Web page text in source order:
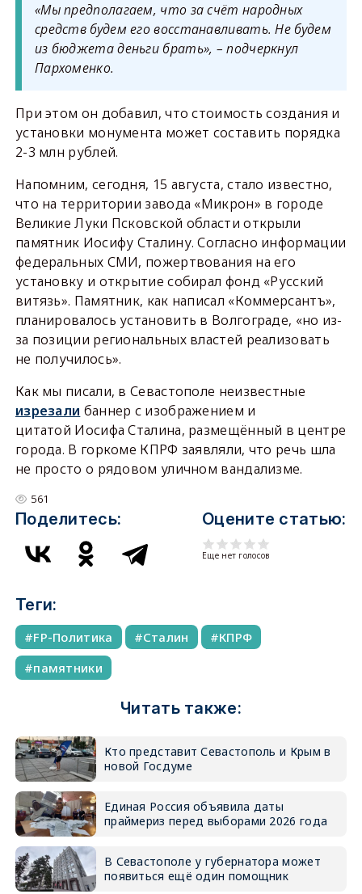
«Мы предполагаем, что за счёт народных
средств будем его восстанавливать. Не будем
из бюджета деньги брать», – подчеркнул
Пархоменко.
При этом он добавил, что стоимость создания и
установки монумента может составить порядка
2-3 млн рублей.
Напомним, сегодня, 15 августа, стало известно,
что на территории завода «Микрон» в городе
Великие Луки Псковской области открыли
памятник Иосифу Сталину. Согласно информации
федеральных СМИ, пожертвования на его
установку и открытие собирал фонд «Русский
витязь». Памятник, как написал «Коммерсантъ»,
планировалось установить в Волгограде, «но из-
за позиции региональных властей реализовать
не получилось».
Как мы писали, в Севастополе неизвестные
изрезали баннер с изображением и
цитатой Иосифа Сталина, размещённый в центре
города. В горкоме КПРФ заявляли, что речь шла
не просто о рядовом уличном вандализме.
561
Поделитесь: Оцените статью:
Еще нет голосов
Теги:
FP-Политика Сталин
КПРФ
памятники
Читать также:
Кто представит Севастополь и Крым в
новой Госдуме
Единая Россия объявила даты
праймериз перед выборами 2026 года
В Севастополе у губернатора может
появиться ещё один помощник